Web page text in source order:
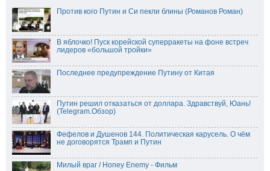
Против кого Путин и Си пекли блины (Романов Роман)
В яблочко! Пуск корейской суперракеты на фоне встреч
лидеров «большой тройки»
Последнее предупреждение Путину от Китая
Путин решил отказаться от доллара. Здравствуй, Юань!
(Telegram.Обзор)
Фефелов и Душенов 144. Политическая карусель. О чём
не договорятся Трамп и Путин
Милый враг / Honey Enemy - Фильм